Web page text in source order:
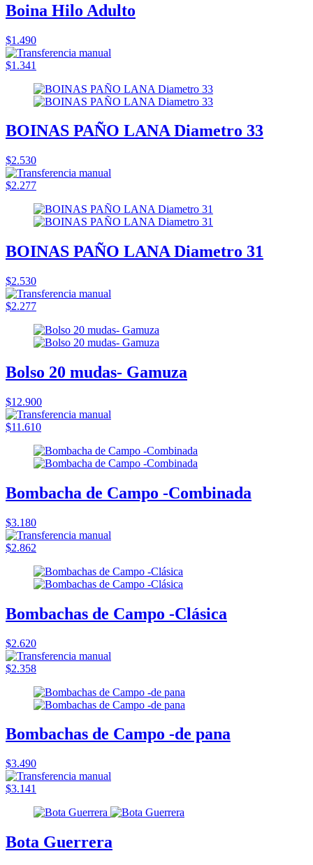
Boina Hilo Adulto
$1.490
$1.341
BOINAS PAÑO LANA Diametro 33
$2.530
$2.277
BOINAS PAÑO LANA Diametro 31
$2.530
$2.277
Bolso 20 mudas- Gamuza
$12.900
$11.610
Bombacha de Campo -Combinada
$3.180
$2.862
Bombachas de Campo -Clásica
$2.620
$2.358
Bombachas de Campo -de pana
$3.490
$3.141
Bota Guerrera